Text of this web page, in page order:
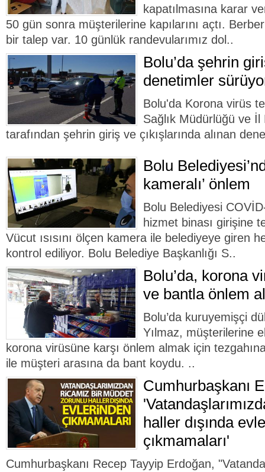
kapatılmasına karar
50 gün sonra müşterilerine kapılarını açtı.
bir talep var. 10 günlük randevularımız dol..
Bolu’da şehrin
denetimler
Bolu'da Korona virüs
Sağlık Müdürlüğü ve
tarafından şehrin giriş ve çıkışlarında alınan
Bolu
kameralı’ önlem
Bolu Belediyesi
hizmet binası girişine
Vücut ısısını ölçen kamera ile belediyeye giren
kontrol ediliyor. Bolu Belediye Başkanlığı S..
Bolu’da, korona
ve bantla önlem
Bolu’da kuruyemişçi
Yılmaz, müşterilerine
korona virüsüne karşı önlem almak için
ile müşteri arasına da bant koydu. ..
Cumhurbaşkanı
haller dışında
çıkmamaları'
Cumhurbaşkanı Recep Tayyip Erdoğan,